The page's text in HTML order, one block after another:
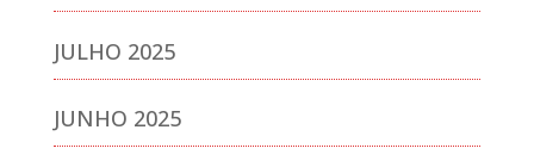
JULHO 2025
JUNHO 2025